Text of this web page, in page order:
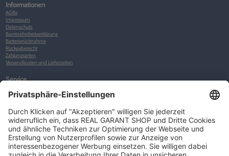
Informationen
AGBs
Impressum
Datenschutz
Barrierefreiheitserklärung
Batterierücknahme
Rückgaberecht
Zahlungsarten
Versandkosten und Lieferzeiten
Service
Warenkorb
Neues Kunden-Konto anlegen
Newsletter
Kontakt
FAQs
Über uns
Kategorien